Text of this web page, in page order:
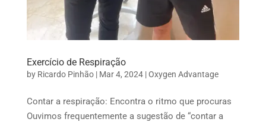
Exercício de Respiração
by Ricardo Pinhão| Mar 4, 2024|Oxygen Advantage
Contar a respiração: Encontra o ritmo que procuras
Ouvimos frequentemente a sugestão de “contar a